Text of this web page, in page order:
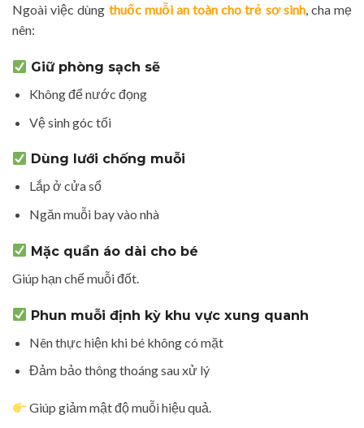
Ngoài việc dùng thuốc muỗi an toàn cho trẻ sơ sinh, cha mẹ
nên:
Giữ phòng sạch sẽ
Không để nước đọng
Vệ sinh góc tối
Dùng lưới chống muỗi
Lắp ở cửa sổ
Ngăn muỗi bay vào nhà
Mặc quần áo dài cho bé
Giúp hạn chế muỗi đốt.
Phun muỗi định kỳ khu vực xung quanh
Nên thực hiện khi bé không có mặt
Đảm bảo thông thoáng sau xử lý
Giúp giảm mật độ muỗi hiệu quả.